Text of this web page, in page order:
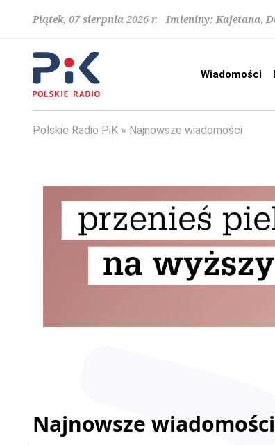
Piątek, 07 sierpnia 2026 r. Imieniny: Kajetana,
Wiadomości
Polskie Radio PiK Najnowsze wiadomości
Najnowsze wiadomości